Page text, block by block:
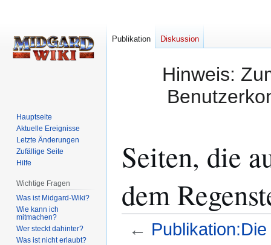
Hinweis:
Seiten, die
dem
←
Publikation Diskussion
Hauptseite
Aktuelle Ereignisse
Letzte Änderungen
Zufällige Seite
Hilfe
Wichtige Fragen
Was ist Midgard-Wiki?
Wie kann ich
mitmachen?
Wer steckt dahinter?
Was ist nicht erlaubt?